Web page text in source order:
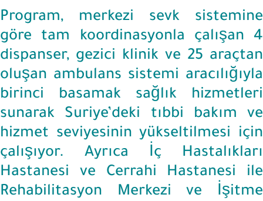
Program, merkezi sevk sistemine
göre tam koordinasyonla çalışan 4
dispanser, gezici klinik ve 25 araçtan
oluşan ambulans sistemi aracılığıyla
birinci basamak sağlık hizmetleri
sunarak Suriye’deki tıbbi bakım ve
hizmet seviyesinin yükseltilmesi için
çalışıyor. Ayrıca İç Hastalıkları
Hastanesi ve Cerrahi Hastanesi ile
Rehabilitasyon Merkezi ve İşitme